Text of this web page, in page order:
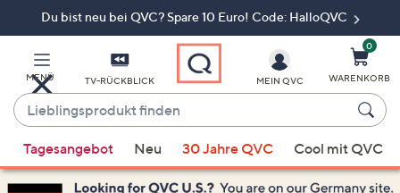
Du bist neu bei QVC? Spare 10 Euro! Code: HalloQVC
MENÜ TV-RÜCKBLICK
Lieblingsprodukt
finden
Vorschläge
verfügbar
MEIN QVC
0
WARENKORB
Tagesangebot Neu 30 Jahre QVC Cool mit QVC